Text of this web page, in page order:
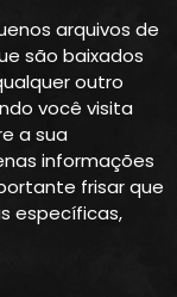
arquivos de
são baixados
outro
você visita
a sua
informações
frisar que
específicas,